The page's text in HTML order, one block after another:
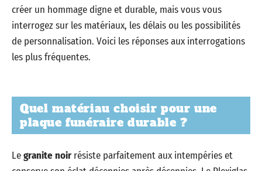
créer un hommage digne et durable, mais vous vous
interrogez sur les matériaux, les délais ou les possibilités
de personnalisation. Voici les réponses aux interrogations
les plus fréquentes.
Quel matériau choisir pour une
plaque funéraire durable ?
Legranite noirrésiste parfaitement aux intempéries et